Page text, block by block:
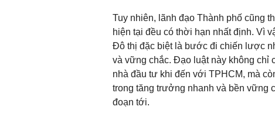
Tuy nhiên, lãnh đạo Thành phố cũng
hiện tại đều có thời hạn nhất định. Vì
Đô thị đặc biệt là bước đi chiến lược
và vững chắc. Đạo luật này không chỉ
nhà đầu tư khi đến với TPHCM, mà
trong tăng trưởng nhanh và bền vững
đoạn tới.